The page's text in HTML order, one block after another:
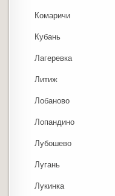
Комаричи
Кубань
Лагеревка
Литиж
Лобаново
Лопандино
Лубошево
Лугань
Лукинка